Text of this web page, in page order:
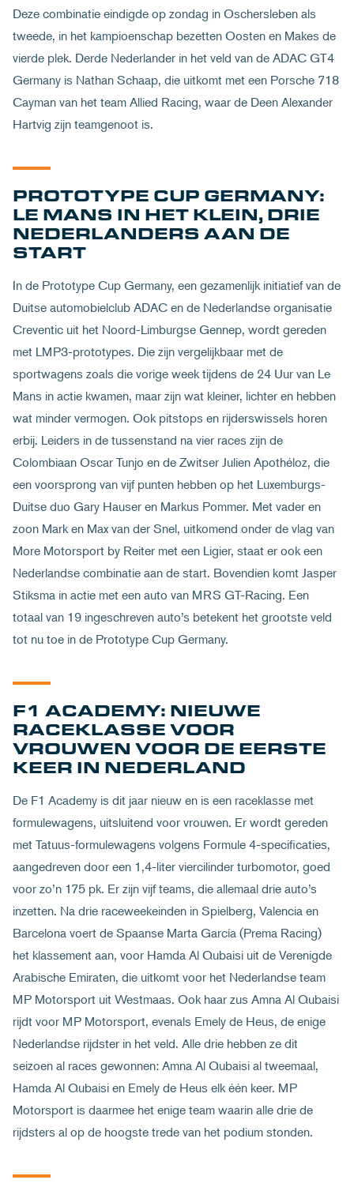
Deze combinatie eindigde op zondag in Oschersleben als
tweede, in het kampioenschap bezetten Oosten en Makes de
vierde plek. Derde Nederlander in het veld van de ADAC GT4
Germany is Nathan Schaap, die uitkomt met een Porsche 718
Cayman van het team Allied Racing, waar de Deen Alexander
Hartvig zijn teamgenoot is.
PROTOTYPE CUP GERMANY:
LE MANS IN HET KLEIN, DRIE
NEDERLANDERS AAN DE
START
In de Prototype Cup Germany, een gezamenlijk initiatief van de
Duitse automobielclub ADAC en de Nederlandse organisatie
Creventic uit het Noord-Limburgse Gennep, wordt gereden
met LMP3-prototypes. Die zijn vergelijkbaar met de
sportwagens zoals die vorige week tijdens de 24 Uur van Le
Mans in actie kwamen, maar zijn wat kleiner, lichter en hebben
wat minder vermogen. Ook pitstops en rijderswissels horen
erbij. Leiders in de tussenstand na vier races zijn de
Colombiaan Oscar Tunjo en de Zwitser Julien Apothéloz, die
een voorsprong van vijf punten hebben op het Luxemburgs-
Duitse duo Gary Hauser en Markus Pommer. Met vader en
zoon Mark en Max van der Snel, uitkomend onder de vlag van
More Motorsport by Reiter met een Ligier, staat er ook een
Nederlandse combinatie aan de start. Bovendien komt Jasper
Stiksma in actie met een auto van MRS GT-Racing. Een
totaal van 19 ingeschreven auto’s betekent het grootste veld
tot nu toe in de Prototype Cup Germany.
F1 ACADEMY: NIEUWE
RACEKLASSE VOOR
VROUWEN VOOR DE EERSTE
KEER IN NEDERLAND
De F1 Academy is dit jaar nieuw en is een raceklasse met
formulewagens, uitsluitend voor vrouwen. Er wordt gereden
met Tatuus-formulewagens volgens Formule 4-specificaties,
aangedreven door een 1,4-liter viercilinder turbomotor, goed
voor zo’n 175 pk. Er zijn vijf teams, die allemaal drie auto’s
inzetten. Na drie raceweekeinden in Spielberg, Valencia en
Barcelona voert de Spaanse Marta García (Prema Racing)
het klassement aan, voor Hamda Al Qubaisi uit de Verenigde
Arabische Emiraten, die uitkomt voor het Nederlandse team
MP Motorsport uit Westmaas. Ook haar zus Amna Al Qubaisi
rijdt voor MP Motorsport, evenals Emely de Heus, de enige
Nederlandse rijdster in het veld. Alle drie hebben ze dit
seizoen al races gewonnen: Amna Al Qubaisi al tweemaal,
Hamda Al Qubaisi en Emely de Heus elk één keer. MP
Motorsport is daarmee het enige team waarin alle drie de
rijdsters al op de hoogste trede van het podium stonden.